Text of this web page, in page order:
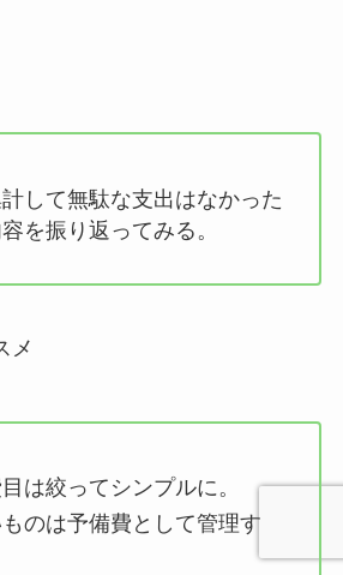
して無駄な支出はなかった
を振り返ってみる。
メ
は絞ってシンプルに。
のは予備費として管理す